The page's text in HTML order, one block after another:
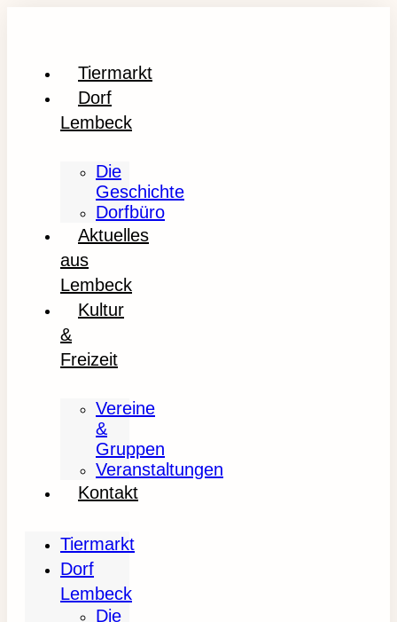
Tiermarkt
Dorf
Lembeck
Die
Geschichte
Dorfbüro
Aktuelles
aus
Lembeck
Kultur
&
Freizeit
Vereine
&
Gruppen
Veranstaltungen
Kontakt
Tiermarkt
Dorf
Lembeck
Die